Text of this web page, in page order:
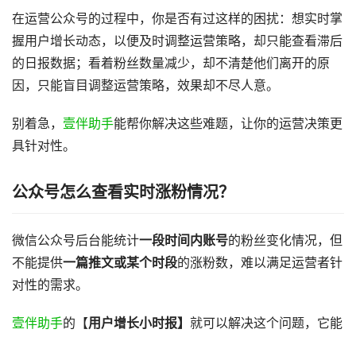
在运营公众号的过程中，你是否有过这样的困扰：想实时掌
握用户增长动态，以便及时调整运营策略，却只能查看滞后
的日报数据；看着粉丝数量减少，却不清楚他们离开的原
因，只能盲目调整运营策略，效果却不尽人意。
别着急， 壹伴助手能帮你解决这些难题，让你的运营决策更
具针对性。
公众号怎么查看实时涨粉情况？
微信公众号后台能统计一段时间内账号的粉丝变化情况，但
不能提供一篇推文或某个时段的涨粉数，难以满足运营者针
对性的需求。
壹伴助手的【用户增长小时报】 就可以解决这个问题，它能